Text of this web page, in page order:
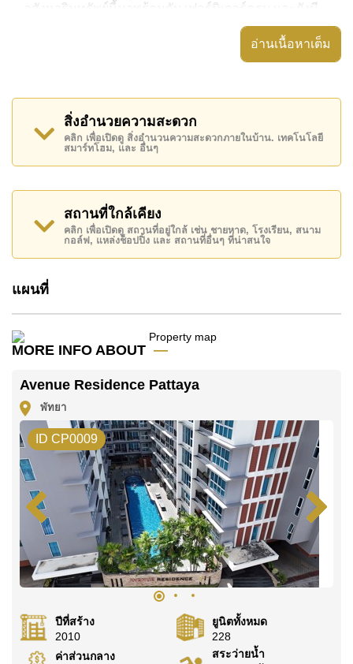
อสังหาริมทรัพย์นี้มาพร้อมกับ เฟอร์นิเจอร์ครบ และยังมี
สิ่งอำนวยความสะดวก ได้แก่ มีระเบียง, เครื่องปรับ
Avenue Residence Pattaya มีสิ่งอำนวยความสะดวก
ส่วนกลาง ได้แก่ ฟิสเนส, ซาวน่าหรือห้องอบไอน้ำ,
รปภ.24ชม.
สถานที่สำคัญใกล้ Avenue Residence Pattaya ได้แก่:
เดินทางไปชายหาดได้ง่าย, ใกล้กับสปา & ซาวน่า , พัทยา
ปาร์ค, ถนนคนเดิน , เอเชีย 9 หลุม กอล์ฟ , โรงพยาบาล
เมืองพัทยา, โรงพยาบาลพัทยาอินเตอร์เนชั่นแนล
อสังหาริมทรัพย์นี้เปิดให้เช่าระยะยาวในราคา ฿ 17,500
บาทต่อเดือน
มัดจำ 2 เดือน ก่อนเข้าอยู่อาศัย
คุณ!
ติดต่อ Cornerstone Real Estate โทร +6638411250
หรือ อีเมลinfo@cornerstone.co.th
WhatsApp ของสำนักงาน:+66807945904และ LINE:
@cornerstonepattaya
อ่านเนื้อหาเต็ม
สิ่งอำนวยความสะดวก
คลิก เพื่อเปิดดู สิ่งอำนวนความสะดวกภายในบ้าน. เทคโนโลยี
สมาร์ทโฮม, และ อื่นๆ
สถานที่ใกล้เคียง
คลิก เพื่อเปิดดู สถานที่อยู่ใกล้ เช่น ชายหาด, โรงเรียน, สนาม
กอล์ฟ, แหล่งช็อปปิ้ง และ สถานที่อื่นๆ ที่น่าสนใจ
แผนที่
MORE INFO ABOUT
Avenue Residence Pattaya
พัทยา
ID CP0009
ปีที่สร้าง
2010
ยูนิตทั้งหมด
228
ค่าส่วนกลาง
สระว่ายน้ำ